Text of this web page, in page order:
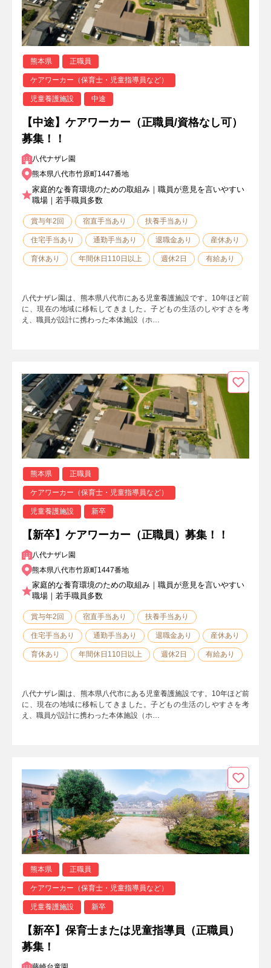
熊本県 正職員
ケアワーカー（保育士・児童指導員など）
児童養護施設 中途
【中途】ケアワーカー（正職員/資格なし可）
募集！！
八代ナザレ園
熊本県八代市竹原町1447番地
家庭的な養育環境のための取組み｜職員が意見を言いやすい
職場｜若手職員多数
賞与年2回 宿直手当あり 扶養手当あり
住宅手当あり 通勤手当あり 退職金あり 産休あり
育休あり 年間休日110日以上 週休2日 有給あり
八代ナザレ園は、熊本県八代市にある児童養護施設です。10年ほど前
に、現在の地域に移転してきました。子どもの生活のしやすさを考
え、職員が設計に携わった本体施設（ホ…
熊本県 正職員
ケアワーカー（保育士・児童指導員など）
児童養護施設 新卒
【新卒】ケアワーカー（正職員）募集！！
八代ナザレ園
熊本県八代市竹原町1447番地
家庭的な養育環境のための取組み｜職員が意見を言いやすい
職場｜若手職員多数
賞与年2回 宿直手当あり 扶養手当あり
住宅手当あり 通勤手当あり 退職金あり 産休あり
育休あり 年間休日110日以上 週休2日 有給あり
八代ナザレ園は、熊本県八代市にある児童養護施設です。10年ほど前
に、現在の地域に移転してきました。子どもの生活のしやすさを考
え、職員が設計に携わった本体施設（ホ…
熊本県 正職員
ケアワーカー（保育士・児童指導員など）
児童養護施設 新卒
【新卒】保育士または児童指導員（正職員）
募集！